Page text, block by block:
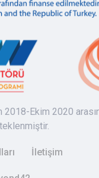
Ekim 2020
İletişim